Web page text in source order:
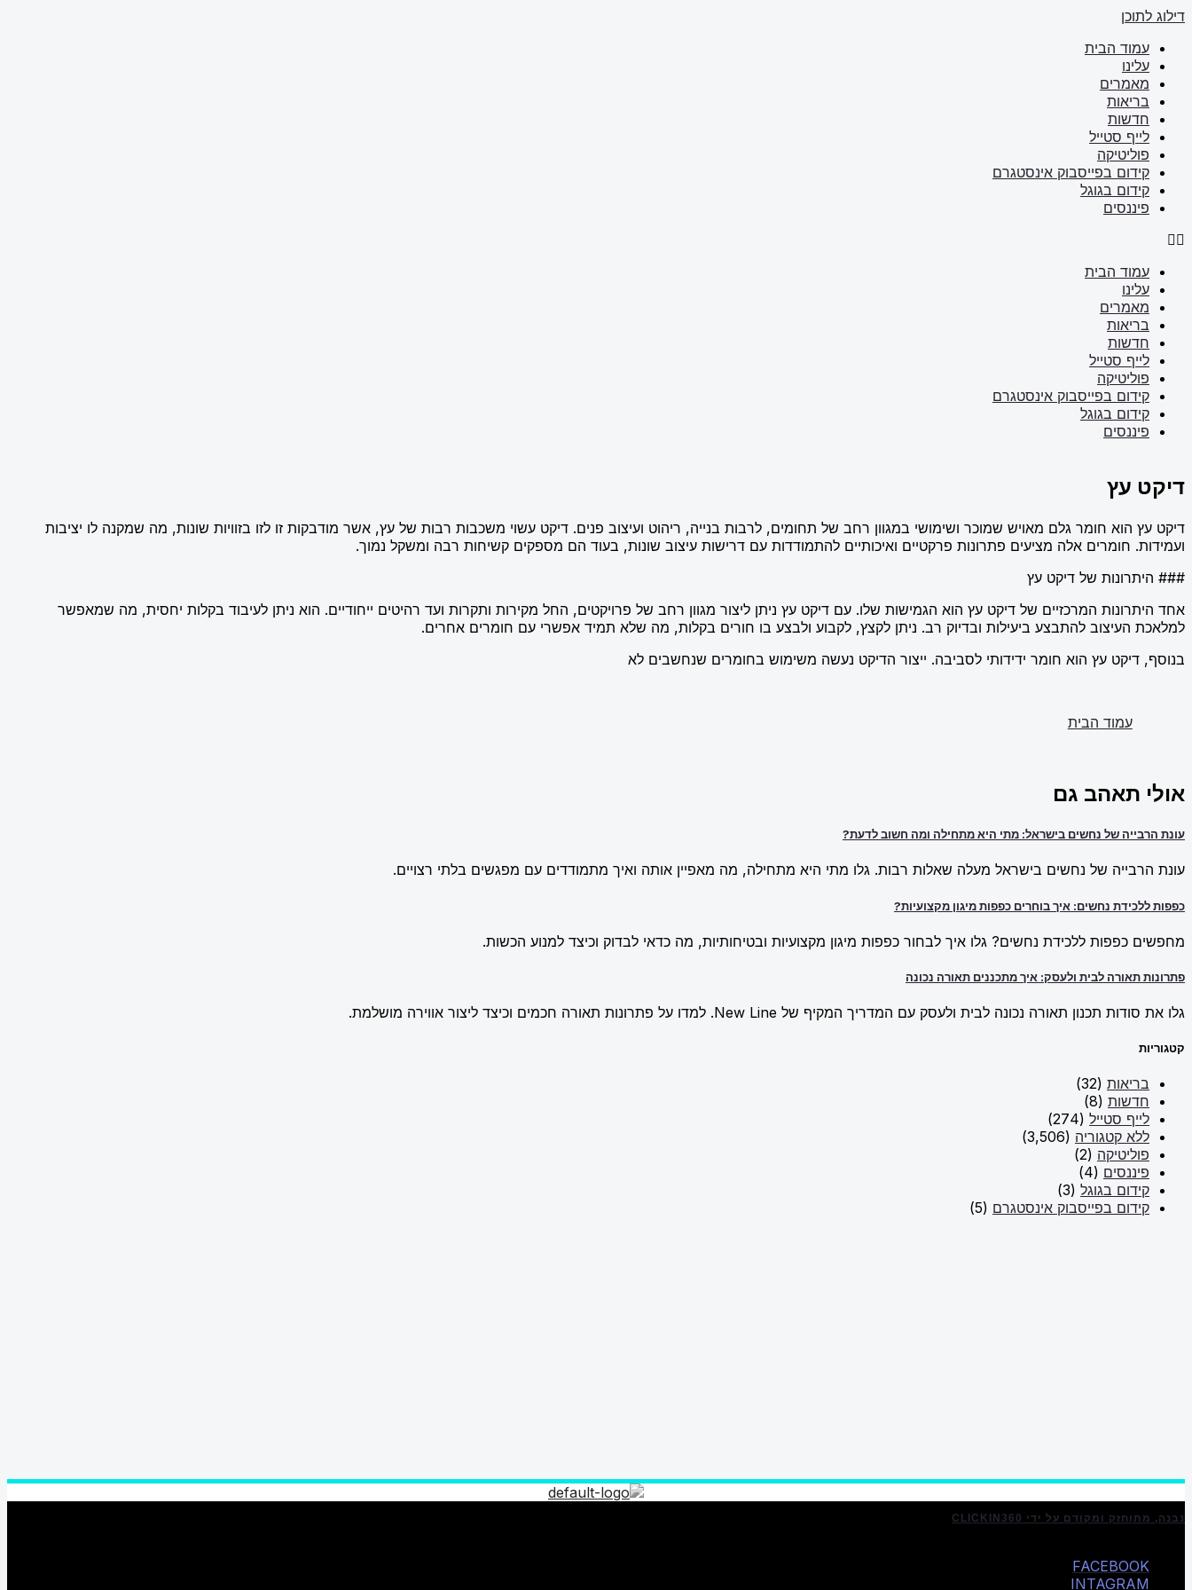
דילוג לתוכן
עמוד הבית
עלינו
מאמרים
בריאות
חדשות
לייף סטייל
פוליטיקה
קידום בפייסבוק אינסטגרם
קידום בגוגל
פיננסים
עמוד הבית
עלינו
מאמרים
בריאות
חדשות
לייף סטייל
פוליטיקה
קידום בפייסבוק אינסטגרם
קידום בגוגל
פיננסים
דיקט עץ
דיקט עץ הוא חומר גלם מאויש שמוכר ושימושי במגוון רחב של תחומים, לרבות בנייה, ריהוט ועיצוב פנים. דיקט עשוי משכבות רבות של עץ, אשר מודבקות זו לזו בזוויות שונות, מה שמקנה לו יציבות
ועמידות. חומרים אלה מציעים פתרונות פרקטיים ואיכותיים להתמודדות עם דרישות עיצוב שונות, בעוד הם מספקים קשיחות רבה ומשקל נמוך.
### היתרונות של דיקט עץ
אחד היתרונות המרכזיים של דיקט עץ הוא הגמישות שלו. עם דיקט עץ ניתן ליצור מגוון רחב של פרויקטים, החל מקירות ותקרות ועד רהיטים ייחודיים. הוא ניתן לעיבוד בקלות יחסית, מה שמאפשר
למלאכת העיצוב להתבצע ביעילות ובדיוק רב. ניתן לקצץ, לקבוע ולבצע בו חורים בקלות, מה שלא תמיד אפשרי עם חומרים אחרים.
בנוסף, דיקט עץ הוא חומר ידידותי לסביבה. ייצור הדיקט נעשה משימוש בחומרים שנחשבים לא
עמוד הבית
אולי תאהב גם
עונת הרבייה של נחשים בישראל: מתי היא מתחילה ומה חשוב לדעת?
עונת הרבייה של נחשים בישראל מעלה שאלות רבות. גלו מתי היא מתחילה, מה מאפיין אותה ואיך מתמודדים עם מפגשים בלתי רצויים.
כפפות ללכידת נחשים: איך בוחרים כפפות מיגון מקצועיות?
מחפשים כפפות ללכידת נחשים? גלו איך לבחור כפפות מיגון מקצועיות ובטיחותיות, מה כדאי לבדוק וכיצד למנוע הכשות.
פתרונות תאורה לבית ולעסק: איך מתכננים תאורה נכונה
גלו את סודות תכנון תאורה נכונה לבית ולעסק עם המדריך המקיף של New Line. למדו על פתרונות תאורה חכמים וכיצד ליצור אווירה מושלמת.
קטגוריות
בריאות (32)
חדשות (8)
לייף סטייל (274)
ללא קטגוריה (3,506)
פוליטיקה (2)
פיננסים (4)
קידום בגוגל (3)
קידום בפייסבוק אינסטגרם (5)
נבנה, מתוחזק ומקודם על ידי CLICKIN360
FACEBOOK
INTAGRAM